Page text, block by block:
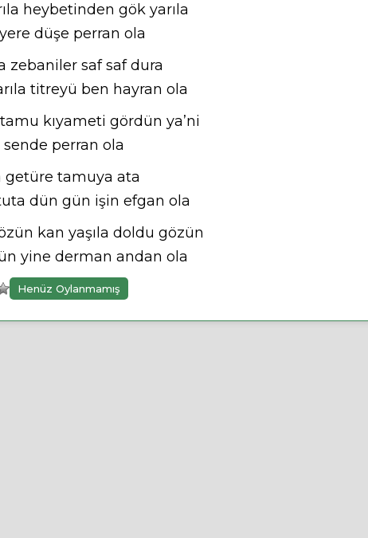
heybetinden gök yarıla
yere düşe perran ola
zebaniler saf saf dura
titreyü ben hayran ola
kıyameti gördün ya’ni
perran ola
tamuya ata
dün gün işin efgan ola
kan yaşıla doldu gözün
yine derman andan ola
Henüz Oylanmamış